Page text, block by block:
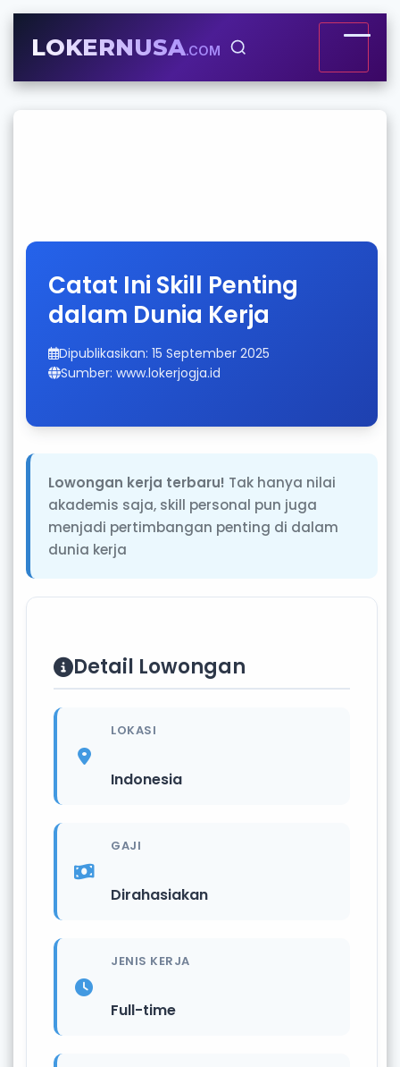
LOKERNUSA.COM
Catat Ini Skill Penting
dalam Dunia Kerja
Dipublikasikan: 15 September 2025
Sumber: www.lokerjogja.id
Lowongan kerja terbaru! Tak hanya nilai
akademis saja, skill personal pun juga
menjadi pertimbangan penting di dalam
dunia kerja
Detail Lowongan
LOKASI
Indonesia
GAJI
Dirahasiakan
JENIS KERJA
Full-time